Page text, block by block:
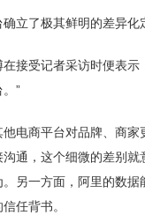
立了极其鲜明的差异化
接受记者采访时便表示
”
电商平台对品牌、商家
通，这个细微的差别就
另一方面，阿里的数据
任背书。